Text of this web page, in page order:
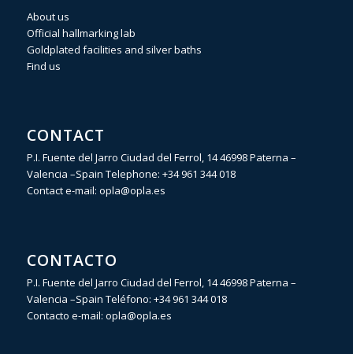
About us
Official hallmarking lab
Goldplated facilities and silver baths
Find us
CONTACT
P.I. Fuente del Jarro Ciudad del Ferrol, 14 46998 Paterna –
Valencia –Spain Telephone: +34 961 344 018
Contact e-mail: opla@opla.es
CONTACTO
P.I. Fuente del Jarro Ciudad del Ferrol, 14 46998 Paterna –
Valencia –Spain Teléfono: +34 961 344 018
Contacto e-mail: opla@opla.es